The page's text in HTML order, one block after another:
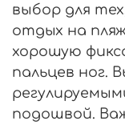
выбор для
отдых на
хорошую
пальцев ног.
подошвой.